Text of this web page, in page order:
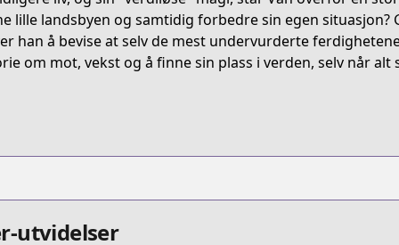
ryoushu-no-tanoshii-ryouchi-bouei
lille landsbyen og samtidig forbedre sin egen
han å bevise at selv de mest undervurderte
om mot, vekst og å finne sin plass i verden, selv når alt
utvidelser